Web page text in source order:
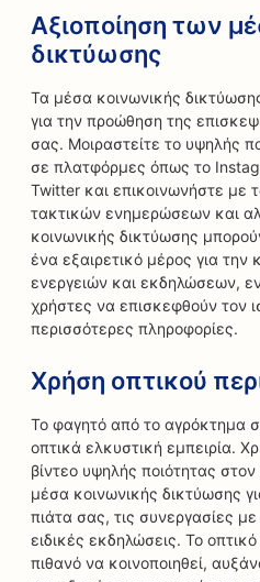
Αξιοποίηση των
δικτύωσης
Τα μέσα κοινωνικής
για την προώθηση της
σας. Μοιραστείτε το υψηλής
σε πλατφόρμες όπως το
Twitter και επικοινωνήστε με
τακτικών ενημερώσεων και
κοινωνικής δικτύωσης
ένα εξαιρετικό μέρος για την
ενεργειών και εκδηλώσεων,
χρήστες να επισκεφθούν τον
περισσότερες πληροφορίες.
Χρήση οπτικού
Το φαγητό από το αγρόκτημα
οπτικά ελκυστική εμπειρία.
βίντεο υψηλής ποιότητας
μέσα κοινωνικής δικτύωσης
πιάτα σας, τις συνεργασίες
ειδικές εκδηλώσεις. Το
πιθανό να κοινοποιηθεί,